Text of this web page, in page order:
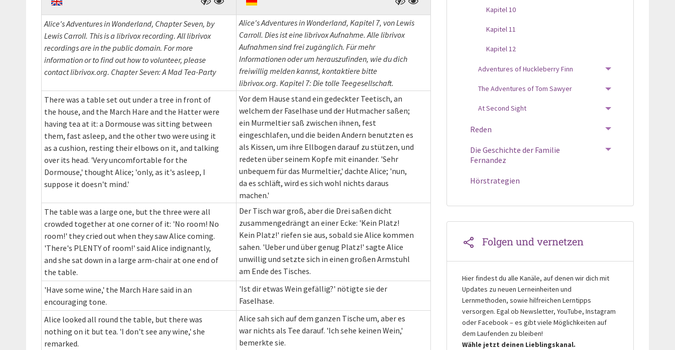
Alice's Adventures in Wonderland, Chapter Seven, by
Lewis Carroll. This is a librivox recording. All librivox
recordings are in the public domain. For more
information or to find out how to volunteer, please
contact librivox.org. Chapter Seven: A Mad Tea-Party
Alice's Adventures in Wonderland, Kapitel 7, von Lewis
Carroll. Dies ist eine librivox Aufnahme. Alle librivox
Aufnahmen sind frei zugänglich. Für mehr
Informationen oder um herauszufinden, wie du dich
freiwillig melden kannst, kontaktiere bitte
librivox.org. Kapitel 7: Die tolle Teegesellschaft.
There was a table set out under a tree in front of
the house, and the March Hare and the Hatter were
having tea at it: a Dormouse was sitting between
them, fast asleep, and the other two were using it
as a cushion, resting their elbows on it, and talking
over its head. 'Very uncomfortable for the
Dormouse,' thought Alice; 'only, as it's asleep, I
suppose it doesn't mind.'
Vor dem Hause stand ein gedeckter Teetisch, an
welchem der Faselhase und der Hutmacher saßen;
ein Murmeltier saß zwischen ihnen, fest
eingeschlafen, und die beiden Andern benutzten es
als Kissen, um ihre Ellbogen darauf zu stützen, und
redeten über seinem Kopfe mit einander. 'Sehr
unbequem für das Murmeltier,' dachte Alice; 'nun,
da es schläft, wird es sich wohl nichts daraus
machen.'
The table was a large one, but the three were all
crowded together at one corner of it: 'No room! No
room!' they cried out when they saw Alice coming.
'There's PLENTY of room!' said Alice indignantly,
and she sat down in a large arm-chair at one end of
the table.
Der Tisch war groß, aber die Drei saßen dicht
zusammengedrängt an einer Ecke: 'Kein Platz!
Kein Platz!' riefen sie aus, sobald sie Alice kommen
sahen. 'Ueber und über genug Platz!' sagte Alice
unwillig und setzte sich in einen großen Armstuhl
am Ende des Tisches.
'Have some wine,' the March Hare said in an
encouraging tone.
'Ist dir etwas Wein gefällig?' nötigte sie der
Faselhase.
Alice looked all round the table, but there was
nothing on it but tea. 'I don't see any wine,' she
remarked.
Alice sah sich auf dem ganzen Tische um, aber es
war nichts als Tee darauf. 'Ich sehe keinen Wein,'
bemerkte sie.
Kapitel 10
Kapitel 11
Kapitel 12
Adventures of Huckleberry Finn
TOGGLE MENU
The Adventures of Tom Sawyer
TOGGLE MENU
At Second Sight
TOGGLE MENU
Reden TOGGLE MENU
Die Geschichte der Familie
Fernandez
TOGGLE MENU
Hörstrategien
Folgen und vernetzen
Hier findest du alle Kanäle, auf denen wir dich mit
Updates zu neuen Lerneinheiten und
Lernmethoden, sowie hilfreichen Lerntipps
versorgen. Egal ob Newsletter, YouTube, Instagram
oder Facebook – es gibt viele Möglichkeiten auf
dem Laufenden zu bleiben!
Wähle jetzt deinen Lieblingskanal.